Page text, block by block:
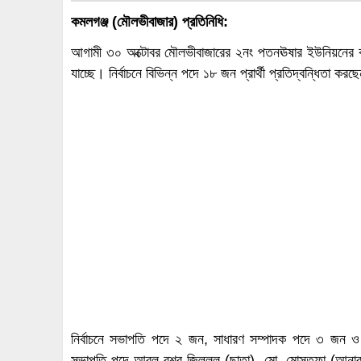
কমলগঞ্জ (মৌলভীবাজার) প্রতিনিধি:
আগামী ৩০ অক্টোবর মৌলভীবাজারের ২নং পতনঊষার ইউনিয়নের
যাচ্ছে। নির্বাচনে বিভিন্ন পদে ১৮ জন প্রার্থী প্রতিদ্বন্ধিতা
নির্বাচনে সভাপতি পদে ২ জন, সাধারণ সম্পাদক পদে ৩ জন